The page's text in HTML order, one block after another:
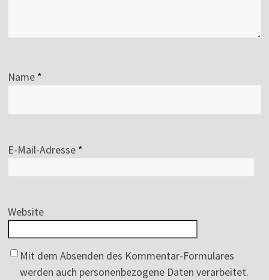
Name *
E-Mail-Adresse *
Website
Mit dem Absenden des Kommentar-Formulares
werden auch personenbezogene Daten verarbeitet.